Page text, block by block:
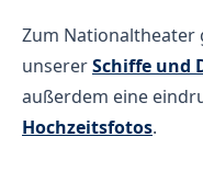
Zum Nationaltheater
unsererSchiffe und
außerdem eine
Hochzeitsfotos.